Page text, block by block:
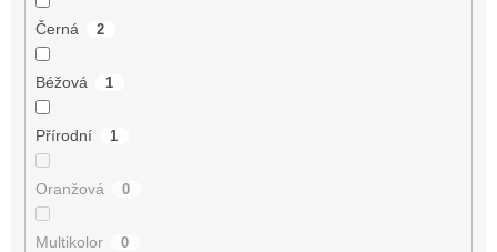
Černá 2
Béžová 1
Přírodní 1
Oranžová 0
Multikolor 0